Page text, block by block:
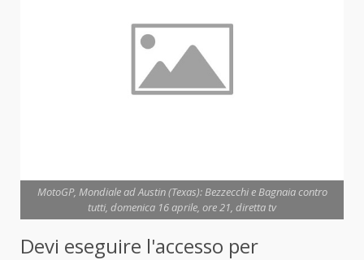
MotoGP, Mondiale ad Austin (Texas): Bezzecchi e Bagnaia contro
tutti, domenica 16 aprile, ore 21, diretta tv
Devi eseguire l'accesso per